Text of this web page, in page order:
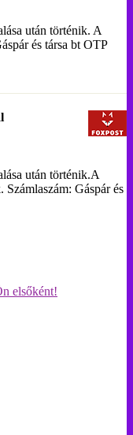
után történik. A
és társa bt OTP
után történik.A
Gáspár és
elsőként!